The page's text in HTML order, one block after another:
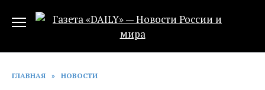
ГЛАВНАЯ » НОВОСТИ